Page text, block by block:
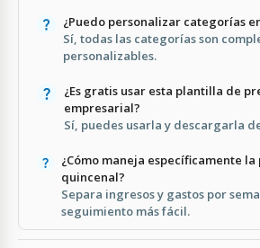
¿Puedo personalizar categorías
Sí, todas las categorías son
personalizables.
¿Es gratis usar esta plantilla de
empresarial?
Sí, puedes usarla y descargarla
¿Cómo maneja específicamente
quincenal?
Separa ingresos y gastos por
seguimiento más fácil.